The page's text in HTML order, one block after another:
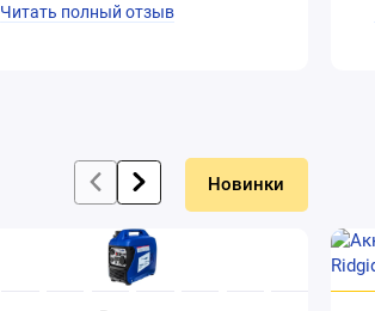
Читать полный отзыв
Новинки